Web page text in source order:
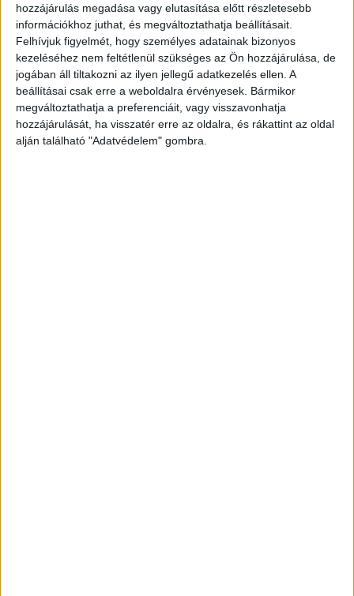
hozzájárulás megadása vagy elutasítása előtt részletesebb
információkhoz juthat, és megváltoztathatja beállításait.
Felhívjuk figyelmét, hogy személyes adatainak bizonyos
kezeléséhez nem feltétlenül szükséges az Ön hozzájárulása, de
jogában áll tiltakozni az ilyen jellegű adatkezelés ellen. A
beállításai csak erre a weboldalra érvényesek. Bármikor
megváltoztathatja a preferenciáit, vagy visszavonhatja
hozzájárulását, ha visszatér erre az oldalra, és rákattint az oldal
alján található "Adatvédelem" gombra.
Facebook Email